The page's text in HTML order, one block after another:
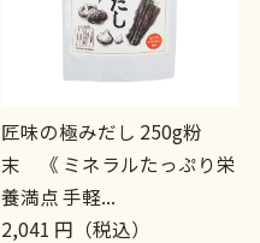
匠味の極みだし 250g粉
末 《 ミネラルたっぷり栄
養満点 手軽...
2,041 円（税込）